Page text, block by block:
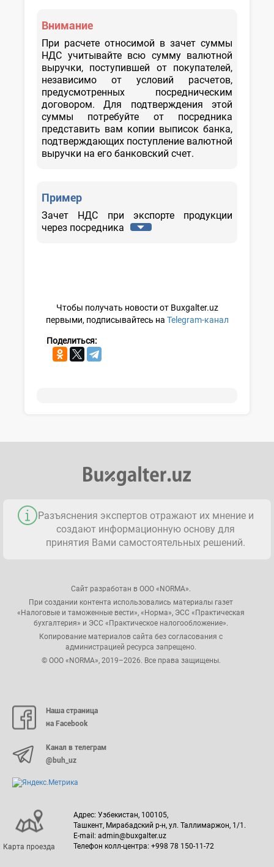
Внимание
При расчете относимой в зачет суммы
НДС учитывайте всю сумму валютной
выручки, поступившей от покупателей,
независимо от условий расчетов,
предусмотренных посредническим
договором. Для подтверждения этой
суммы потребуйте от посредника
представить вам копии выписок банка,
подтверждающих поступление валютной
выручки на его банковский счет.
Пример
Зачет НДС при экспорте продукции
через посредника
Чтобы получать новости от Buxgalter.uz
первыми, подписывайтесь на Telegram-канал
Поделиться:
Разъяснения экспертов отражают их мнение и
создают информационную основу для
принятия Вами самостоятельных решений.
Сайт разработан в ООО «NORMA».
При создании контента использовались материалы газет
«Налоговые и таможенные вести», «Норма», ЭСС «Практическая
бухгалтерия» и ЭСС «Практическое налогообложение».
Копирование материалов сайта без согласования с
администрацией ресурса запрещено.
© ООО «NORMA», 2019–2026. Все права защищены.
Наша страница
на Facebook
Канал в телеграм
@buh_uz
Карта проезда
Адрес: Узбекистан, 100105,
Ташкент, Мирабадский р-н, ул. Таллимаржон, 1/1.
E-mail: admin@buxgalter.uz
Телефон колл-центра: +998 78 150-11-72